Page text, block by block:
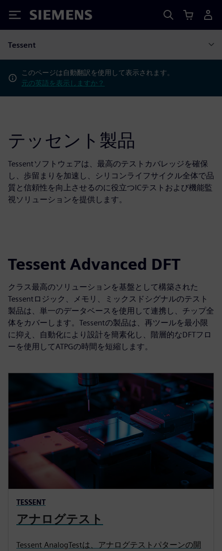
Siemens
Tessent
このページは自動翻訳を使用して表示されます。
元の英語を表示しますか？
テッセント製品
Tessentソフトウェアは、最高のテストカバレッジを確保
し、歩留まりを加速し、シリコンライフサイクル全体で品
質と信頼性を向上させるのに役立つICテストおよび機能監
視ソリューションを提供します。
Tessent Advanced DFT
クラス最高のソリューションを基盤として構築された
Tessentロジック、メモリ、ミックスドシグナルのテスト
製品は、単一のデータベースを使用して連携し、チップ全
体をカバーします。Tessentの製品は、再ツールを最小限
に抑え、自動化により設計を簡素化し、階層的なDFTフロ
ーを使用してATPGの時間を短縮します。
TESSENT
アナログテスト
Tessent AnalogTestは、アナログテストパターンの開